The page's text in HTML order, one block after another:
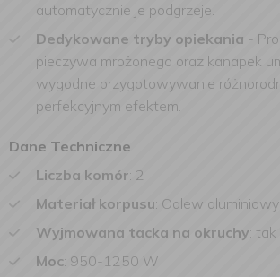
automatycznie je podgrzeje.
Dedykowane tryby opiekania -
pieczywa mrożonego oraz kanapek
wygodne przygotowywanie
perfekcyjnym efektem.
Dane Techniczne
Liczba komór: 2
Materiał korpusu: Odlew aluminiowy
Wyjmowana tacka na okruchy: tak
Moc: 950-1250 W